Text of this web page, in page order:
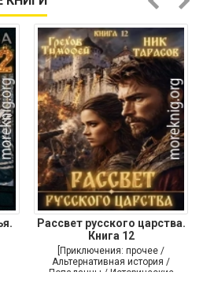
Рассвет русского царства.
Книга 12
[Приключения: прочее /
Альтернативная история /
Попаданцы / Исторические